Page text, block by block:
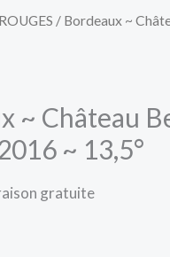
ROUGES / Bordeaux ~
~ Château
~ 13,5°
gratuite